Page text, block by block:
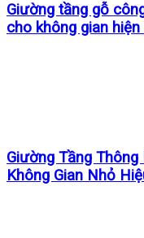
Giường tầng gỗ
cho không gian hiện
Giường Tầng
Không Gian Nhỏ